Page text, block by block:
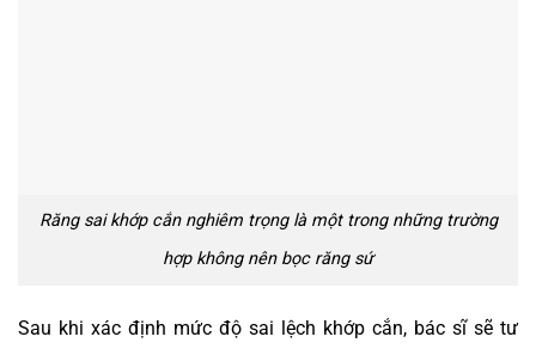
Răng sai khớp cắn nghiêm trọng là một trong những trường
hợp không nên bọc răng sứ
Sau khi xác định mức độ sai lệch khớp cắn, bác sĩ sẽ tư